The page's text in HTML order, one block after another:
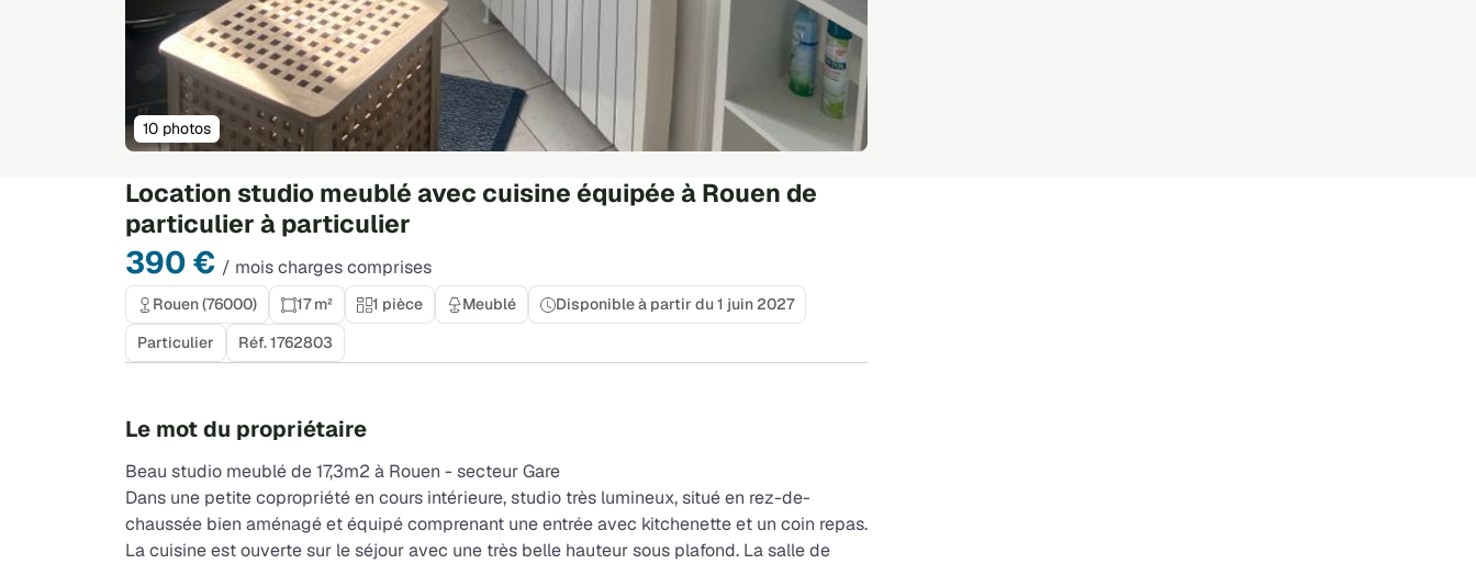
Location studio meublé avec cuisine équipée à Rouen de
particulier à particulier
390 € / mois charges comprises
10 photos
Rouen (76000) 17 m² 1 pièce Meublé
Disponible à partir du 1 juin 2027
Particulier
Réf. 1762803
Le mot du propriétaire
Beau studio meublé de 17,3m2 à Rouen - secteur Gare
Dans une petite copropriété en cours intérieure, studio très lumineux, situé en rez-de-
chaussée bien aménagé et équipé comprenant une entrée avec kitchenette et un coin repas.
La cuisine est ouverte sur le séjour avec une très belle hauteur sous plafond. La salle de